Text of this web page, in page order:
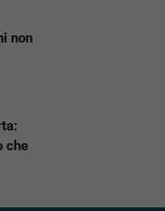
non
che